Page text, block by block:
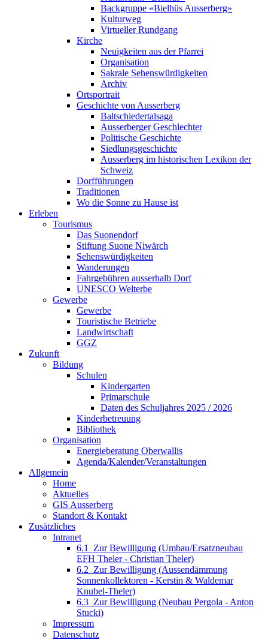
Backgruppe «Bielhüs Ausserberg»
Kulturweg
Virtueller Rundgang
Kirche
Neuigkeiten aus der Pfarrei
Organisation
Sakrale Sehenswürdigkeiten
Archiv
Ortsportrait
Geschichte von Ausserberg
Baltschiedertalsaga
Ausserberger Geschlechter
Politische Geschichte
Siedlungsgeschichte
Ausserberg im historischen Lexikon der
Schweiz
Dorfführungen
Traditionen
Wo die Sonne zu Hause ist
Erleben
Tourismus
Das Suonendorf
Stiftung Suone Niwärch
Sehenswürdigkeiten
Wanderungen
Fahrgebühren ausserhalb Dorf
UNESCO Welterbe
Gewerbe
Gewerbe
Touristische Betriebe
Landwirtschaft
GGZ
Zukunft
Bildung
Schulen
Kindergarten
Primarschule
Daten des Schuljahres 2025 / 2026
Kinderbetreuung
Bibliothek
Organisation
Energieberatung Oberwallis
Agenda/Kalender/Veranstaltungen
Allgemein
Home
Aktuelles
GIS Ausserberg
Standort & Kontakt
Zusätzliches
Intranet
6.1_Zur Bewilligung (Umbau/Ersatzneubau
EFH Theler - Christian Theler)
6.2_Zur Bewilligung (Aussendämmung
Sonnenkollektoren - Kerstin & Waldemar
Knubel-Theler)
6.3_Zur Bewilligung (Neubau Pergola - Anton
Stucki)
Impressum
Datenschutz